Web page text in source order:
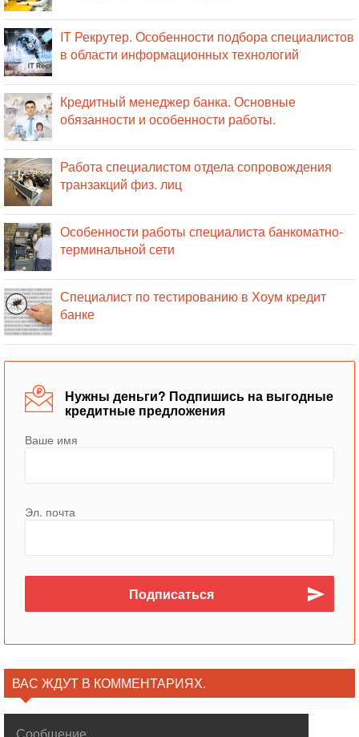
IT Рекрутер. Особенности подбора специалистов
в области информационных технологий
Кредитный менеджер банка. Основные
обязанности и особенности работы.
Работа специалистом отдела сопровождения
транзакций физ. лиц
Особенности работы специалиста банкоматно-
терминальной сети
Специалист по тестированию в Хоум кредит
банке
Нужны деньги? Подпишись на выгодные
кредитные предложения
Ваше имя
Эл. почта
ВАС ЖДУТ В КОММЕНТАРИЯХ.